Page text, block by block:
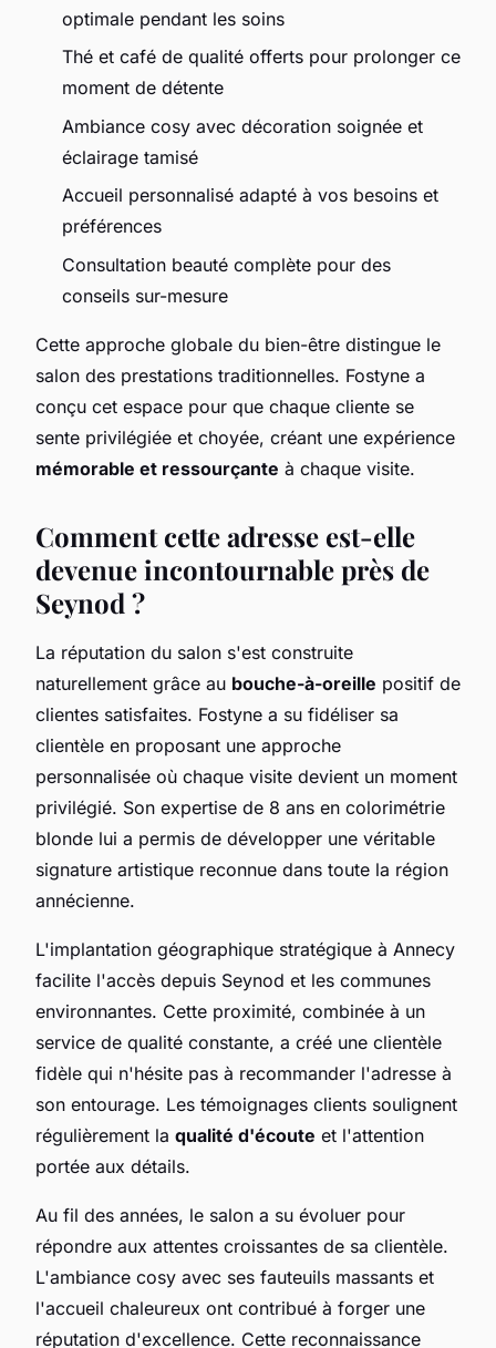
optimale pendant les soins
Thé et café de qualité offerts pour prolonger ce
moment de détente
Ambiance cosy avec décoration soignée et
éclairage tamisé
Accueil personnalisé adapté à vos besoins et
préférences
Consultation beauté complète pour des
conseils sur-mesure
Cette approche globale du bien-être distingue le
salon des prestations traditionnelles. Fostyne a
conçu cet espace pour que chaque cliente se
sente privilégiée et choyée, créant une expérience
mémorable et ressourçante à chaque visite.
Comment cette adresse est-elle
devenue incontournable près de
Seynod ?
La réputation du salon s'est construite
naturellement grâce au bouche-à-oreille positif de
clientes satisfaites. Fostyne a su fidéliser sa
clientèle en proposant une approche
personnalisée où chaque visite devient un moment
privilégié. Son expertise de 8 ans en colorimétrie
blonde lui a permis de développer une véritable
signature artistique reconnue dans toute la région
annécienne.
L'implantation géographique stratégique à Annecy
facilite l'accès depuis Seynod et les communes
environnantes. Cette proximité, combinée à un
service de qualité constante, a créé une clientèle
fidèle qui n'hésite pas à recommander l'adresse à
son entourage. Les témoignages clients soulignent
régulièrement la qualité d'écoute et l'attention
portée aux détails.
Au fil des années, le salon a su évoluer pour
répondre aux attentes croissantes de sa clientèle.
L'ambiance cosy avec ses fauteuils massants et
l'accueil chaleureux ont contribué à forger une
réputation d'excellence. Cette reconnaissance